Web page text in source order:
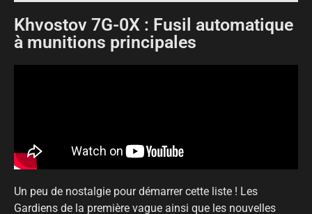
Khvostov 7G-0X : Fusil automatique
à munitions principales
Un peu de nostalgie pour démarrer cette liste ! Les
Gardiens de la première vague ainsi que les nouvelles